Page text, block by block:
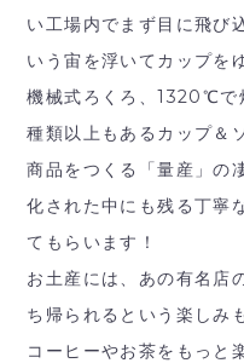
い工場内でまず目に飛び
いう宙を浮いてカップを
機械式ろくろ、1320℃で
種類以上もあるカップ＆
商品をつくる「量産」の
化された中にも残る丁寧
てもらいます！
お土産には、あの有名店
ち帰られるという楽しみ
コーヒーやお茶をもっと